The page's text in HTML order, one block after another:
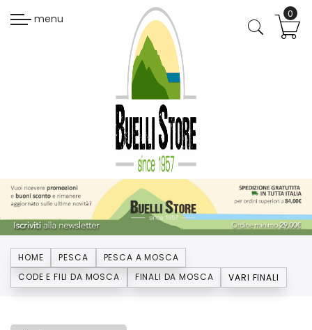
menu
HOME PESCA
PESCA A MOSCA
CODE E FILI DA MOSCA
FINALI DA MOSCA VARI FINALI